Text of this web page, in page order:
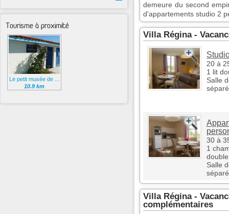
demeure du second
d'appartements studio 2
Villa Régina -
20 à
1 lit
Salle
séparé
30 à
1
Salle
séparé
Villa Régina -
complémentaires
Tourisme à proximité
Le petit musée de ...
10.9 km